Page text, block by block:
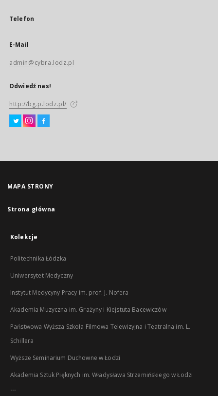
Telefon
E-Mail
admin@cybra.lodz.pl
Odwiedź nas!
http://bg.p.lodz.pl/
MAPA STRONY
Strona główna
Kolekcje
Politechnika Łódzka
Uniwersytet Medyczny
Instytut Medycyny Pracy im. prof. J. Nofera
Akademia Muzyczna im. Grażyny i Kiejstuta Bacewiczów
Państwowa Wyższa Szkoła Filmowa Telewizyjna i Teatralna im. L.
Schillera
Wyższe Seminarium Duchowne w Łodzi
Akademia Sztuk Pięknych im. Władysława Strzemińskiego w Łodzi
...